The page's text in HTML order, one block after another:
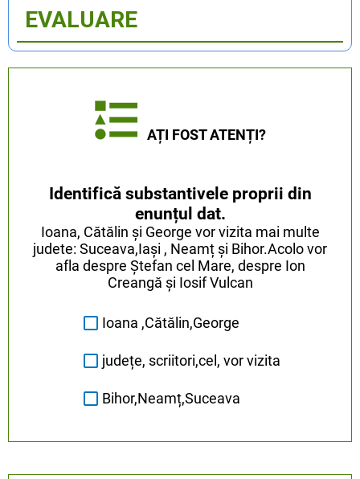
EVALUARE
AȚI FOST ATENȚI?
Identifică substantivele proprii din
enunțul dat.
Ioana, Cătălin și George vor vizita mai multe
judete: Suceava,Iași , Neamț și Bihor.Acolo vor
afla despre Ștefan cel Mare, despre Ion
Creangă și Iosif Vulcan
Ioana ,Cătălin,George
județe, scriitori,cel, vor vizita
Bihor,Neamț,Suceava